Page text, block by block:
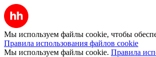
Мы используем файлы cookie, чтобы
Правила использования файлов cookie
Мы используем файлы cookie. Правила